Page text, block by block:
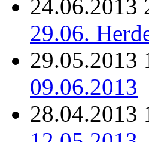
24.06.2013
29.06.
29.05.2013
09.06.2013
28.04.2013